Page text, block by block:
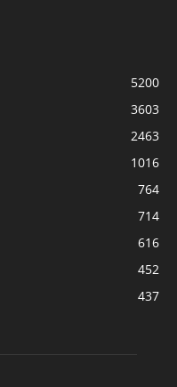
5200
3603
2463
1016
764
714
616
452
437